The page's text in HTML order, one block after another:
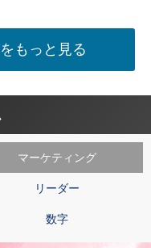
もっと見る
マーケティング
リーダー
数字